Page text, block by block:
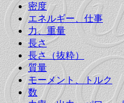
密度
エネルギー、仕事
力、重量
長さ
長さ（抜粋）
質量
モーメント、トルク
数